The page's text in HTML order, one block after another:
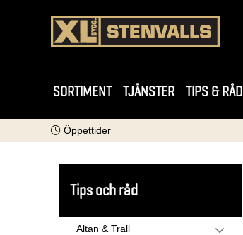
SORTIMENT TJÄNSTER TIPS & RÅD
Öppettider
Tips och råd
Altan & Trall